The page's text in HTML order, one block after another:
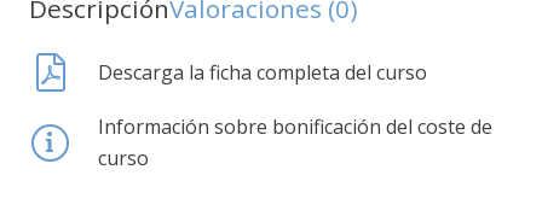
DescripciónValoraciones (0)
Descarga la ficha completa del curso
Información sobre bonificación del coste de
curso